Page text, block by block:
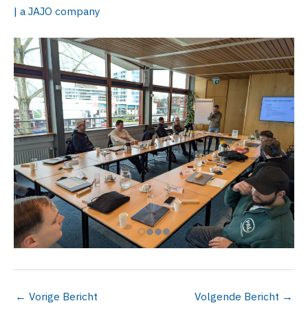
| a JAJO company
← Vorige Bericht Volgende Bericht →